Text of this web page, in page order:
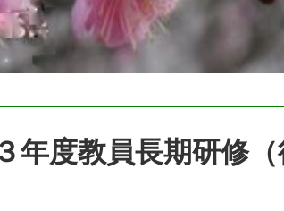
年度教員長期研修（